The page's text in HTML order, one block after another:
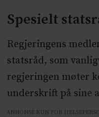
Spesielt
Regjeringens
statsråd, som
regjeringen møter
underskrift på sine
ANNONSE KUN FOR